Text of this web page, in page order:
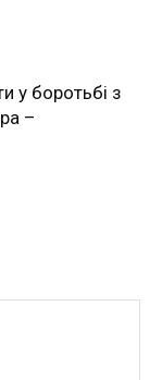
у боротьбі з
–